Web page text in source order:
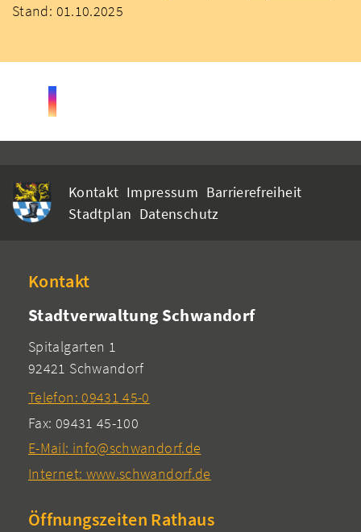
Stand: 01.10.2025
Kontakt Impressum Barrierefreiheit
Stadtplan Datenschutz
Kontakt
Stadtverwaltung Schwandorf
Spitalgarten 1
92421 Schwandorf
Telefon: 09431 45-0
Fax: 09431 45-100
E-Mail: info@schwandorf.de
Internet: www.schwandorf.de
Öffnungszeiten Rathaus